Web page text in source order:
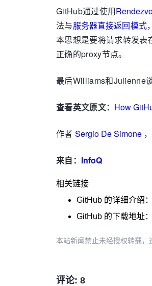
GitHub通过使用
法与服务器直接返回模式
本思想是要将请求转发
正确的proxy节点。
最后Williams和Julienne
查看英文原文： How
作者 Sergio De Simone
来自： InfoQ
相关链接
GitHub 的详细介绍：
GitHub 的下载地址：
本站新闻禁止未经授权转载
评论: 8